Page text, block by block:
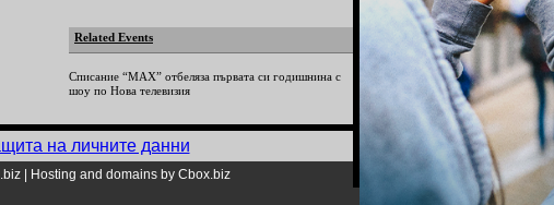
Related Events
Списание “MAX” отбеляза първата си годишнина с
шоу по Нова телевизия
на личните данни
Hosting and domains by Cbox.biz